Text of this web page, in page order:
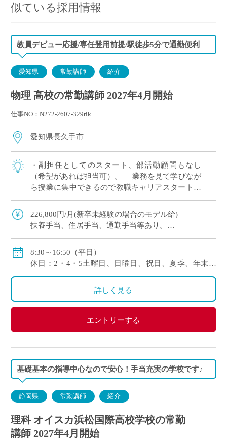
似ている採用情報
教員デビュー応援/専任登用前提/駅徒歩5分で通勤便利
愛知県 常勤講師 紹介
物理 高校の常勤講師 2027年4月開始
仕事NO：N272-2607-329rik
愛知県長久手市
・副担任としてのスタート、部活動顧問もなし
（希望があれば担当可）。 業務を見て学びなが
ら授業に集中できるので教職キャリアスタートに
ピッタリ。 ・「期限付き専任教諭」として専任登
用前提のご採用です。 ・最寄り駅徒歩5分以 […]
226,800円/月(新卒未経験の場合のモデル給)
扶養手当、住居手当、通勤手当等あり。
賞与年2回
8:30～16:50（平日）
休日：2・4・5土曜日、日曜日、祝日、夏季、年末年
始等
詳しく見る
エントリーする
基礎基本の指導中心なので安心！手当充実の学校です♪
静岡県 常勤講師 紹介
理科 オイスカ浜松国際高校学校の常勤
講師 2027年4月開始